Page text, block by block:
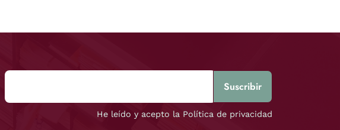
He leído y acepto la Política de privacidad